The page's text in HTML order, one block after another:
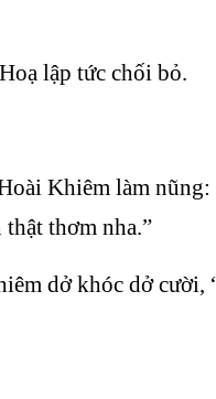
lập tức chối bỏ.
Khiêm làm
thơm nha.”
dở khóc dở cười,